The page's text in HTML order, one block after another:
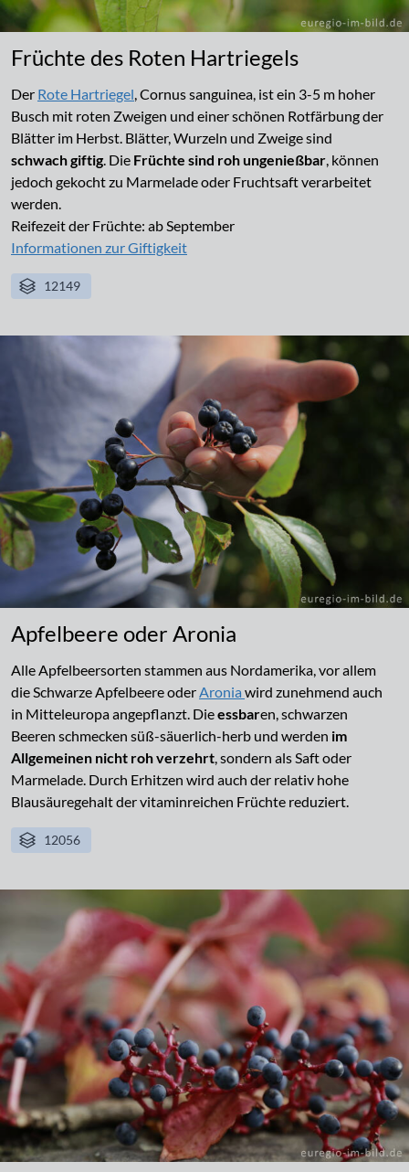
Früchte des Roten Hartriegels
Der Rote Hartriegel, Cornus sanguinea, ist ein 3-5 m hoher
Busch mit roten Zweigen und einer schönen Rotfärbung der
Blätter im Herbst. Blätter, Wurzeln und Zweige sind
schwach giftig. Die Früchte sind roh ungenießbar, können
jedoch gekocht zu Marmelade oder Fruchtsaft verarbeitet
werden.
Reifezeit der Früchte: ab September
Informationen zur Giftigkeit
12149
Apfelbeere oder Aronia
Alle Apfelbeersorten stammen aus Nordamerika, vor allem
die Schwarze Apfelbeere oderAronia wird zunehmend auch
in Mitteleuropa angepflanzt. Dieessbaren, schwarzen
Beeren schmecken süß-säuerlich-herb und werden im
Allgemeinen nicht roh verzehrt, sondern als Saft oder
Marmelade. Durch Erhitzen wird auch der relativ hohe
Blausäuregehalt der vitaminreichen Früchte reduziert.
12056